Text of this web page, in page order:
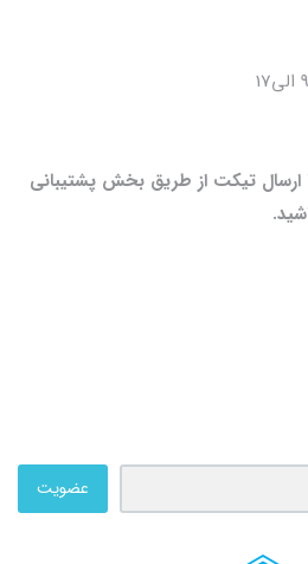
ارسال تیکت از طریق بخش پشتیبانی
عضویت